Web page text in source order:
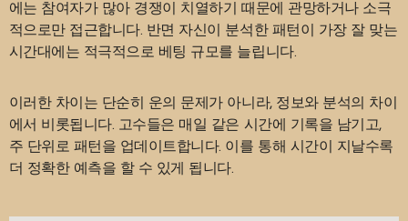
에는 참여자가 많아 경쟁이 치열하기 때문에 관망하거나 소극
적으로만 접근합니다. 반면 자신이 분석한 패턴이 가장 잘 맞는
시간대에는 적극적으로 베팅 규모를 늘립니다.
이러한 차이는 단순히 운의 문제가 아니라, 정보와 분석의 차이
에서 비롯됩니다. 고수들은 매일 같은 시간에 기록을 남기고,
주 단위로 패턴을 업데이트합니다. 이를 통해 시간이 지날수록
더 정확한 예측을 할 수 있게 됩니다.